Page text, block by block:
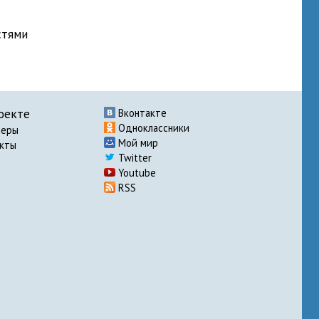
Вконтакте
Одноклассники
Мой мир
Twitter
Youtube
RSS